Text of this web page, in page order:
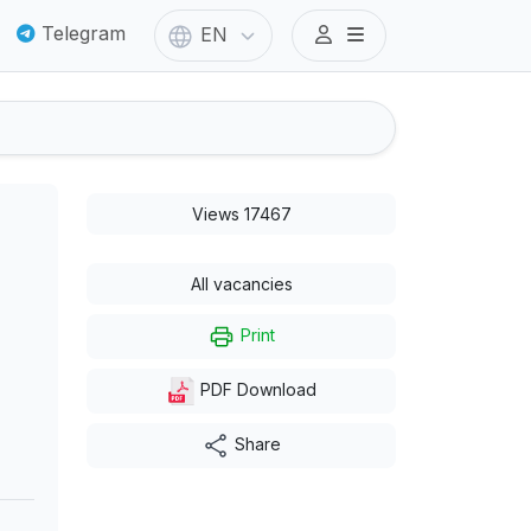
Telegram EN
Views 17467
All vacancies
Print
PDF Download
Share